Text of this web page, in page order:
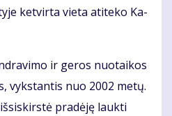
ket­vir­ta vie­ta ati­te­ko Ka­
ir ge­ros nuo­tai­kos
vyks­tan­tis nuo 2002 me­tų.
pra­dė­ję lauk­ti